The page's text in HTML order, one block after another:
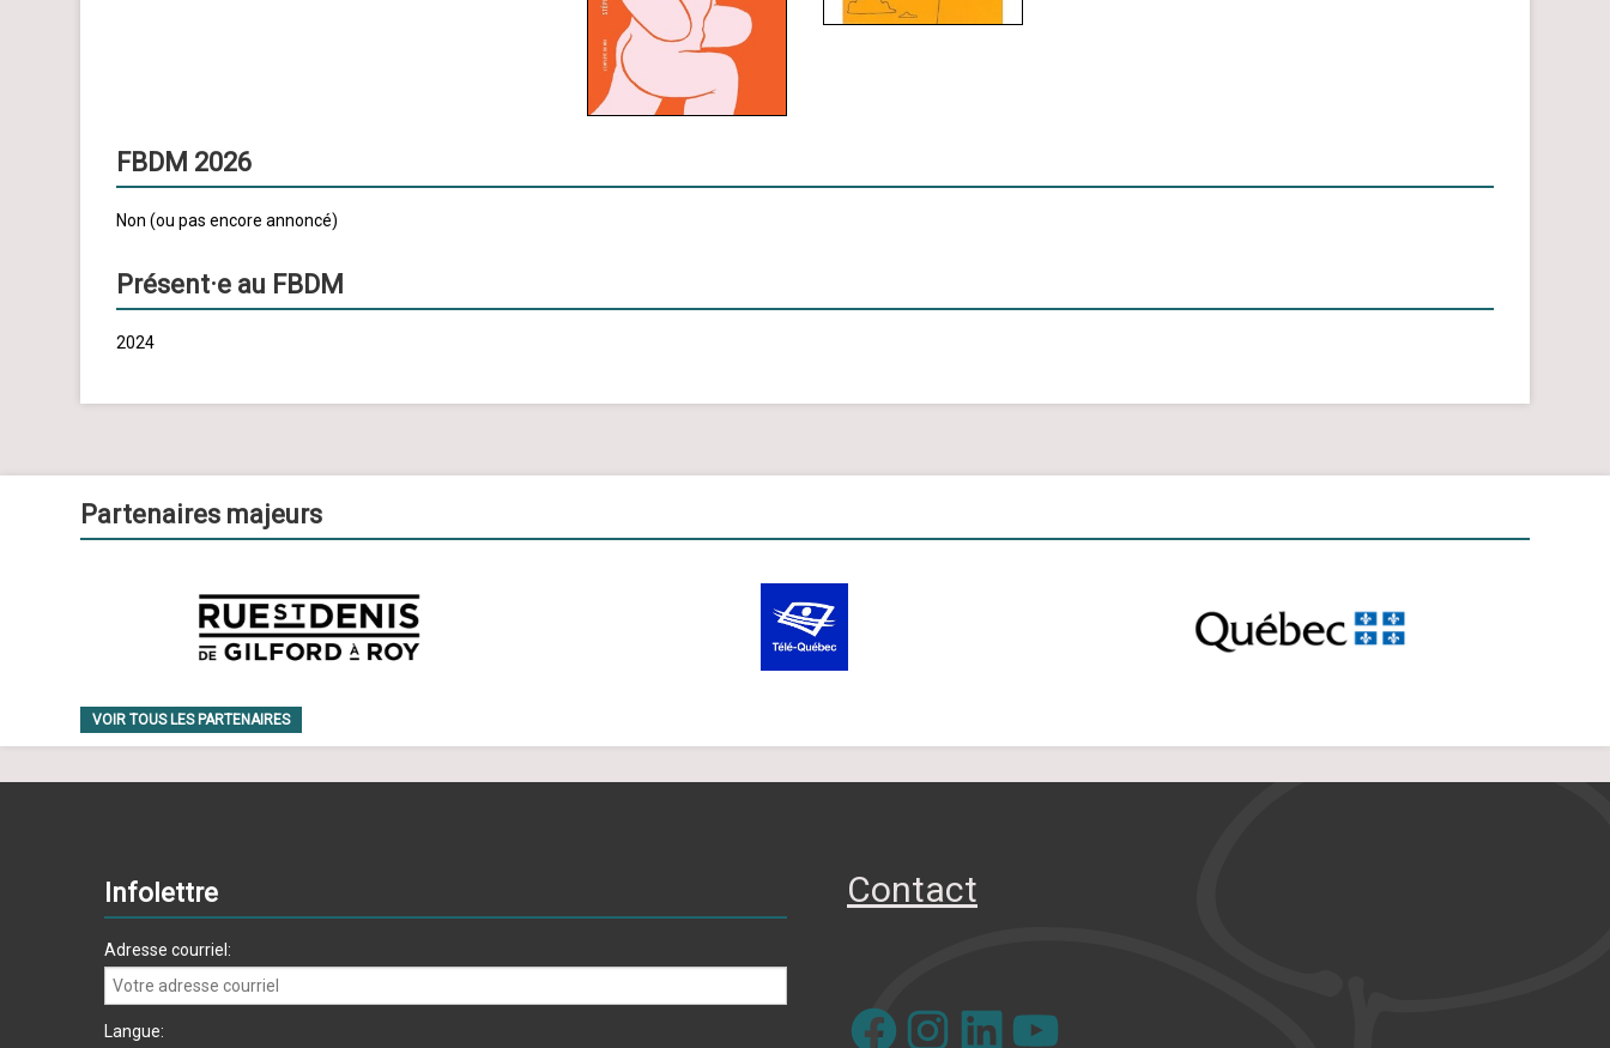
FBDM 2026
Non (ou pas encore annoncé)
Présent·e au FBDM
2024
Partenaires majeurs
VOIR TOUS LES PARTENAIRES
Infolettre
Adresse courriel:
Langue:
Contact
FacebookInstagramLinkedIn YouTube